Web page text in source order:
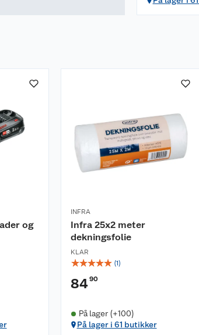
og høy
som sørger
og
INFRA
Infra 25x2 meter
dekningsfolie
KLAR
☆☆☆☆☆ (1)
8490
På lager (+100)
På lager i 61 butikker